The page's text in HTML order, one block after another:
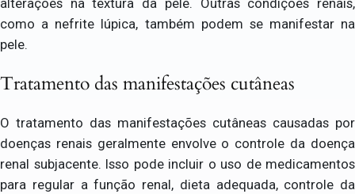
como a nefrite lúpica, também podem se manifestar na
pele.
Tratamento das manifestações cutâneas
O tratamento das manifestações cutâneas causadas por
doenças renais geralmente envolve o controle da doença
renal subjacente. Isso pode incluir o uso de medicamentos
para regular a função renal, dieta adequada, controle da